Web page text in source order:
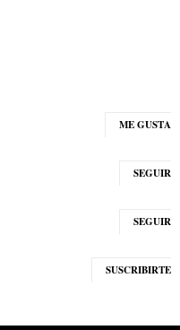
ME GUSTA
SEGUIR
SEGUIR
SUSCRIBIRTE